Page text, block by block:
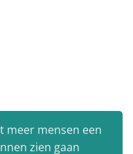
meer mensen een
zien gaan